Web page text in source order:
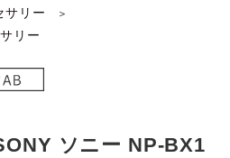
サリー
リー
ソニー NP-BX1